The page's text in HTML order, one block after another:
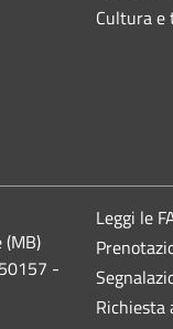
Cultura e
-
Leggi le
Richiesta